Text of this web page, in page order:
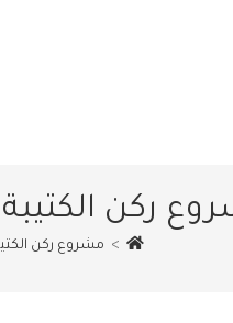
ركن
> مشروع ركن